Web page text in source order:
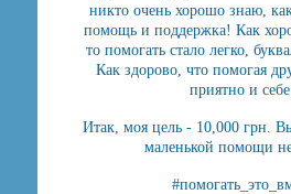
никто очень хорошо знаю,
помощь и поддержка! Как
то помогать стало легко,
Как здорово, что помогая
приятно и
Итак, моя цель - 10,000 грн.
маленькой помощи